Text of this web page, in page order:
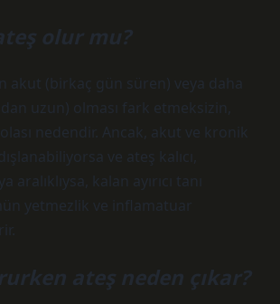
olur mu?
akut (birkaç gün süren) veya daha
uzun) olması fark etmeksizin,
nedendir. Ancak, akut ve kronik
ve ateş kalıcı,
kalan ayırıcı tanı
yetmezlik ve inflamatuar
ateş neden çıkar?